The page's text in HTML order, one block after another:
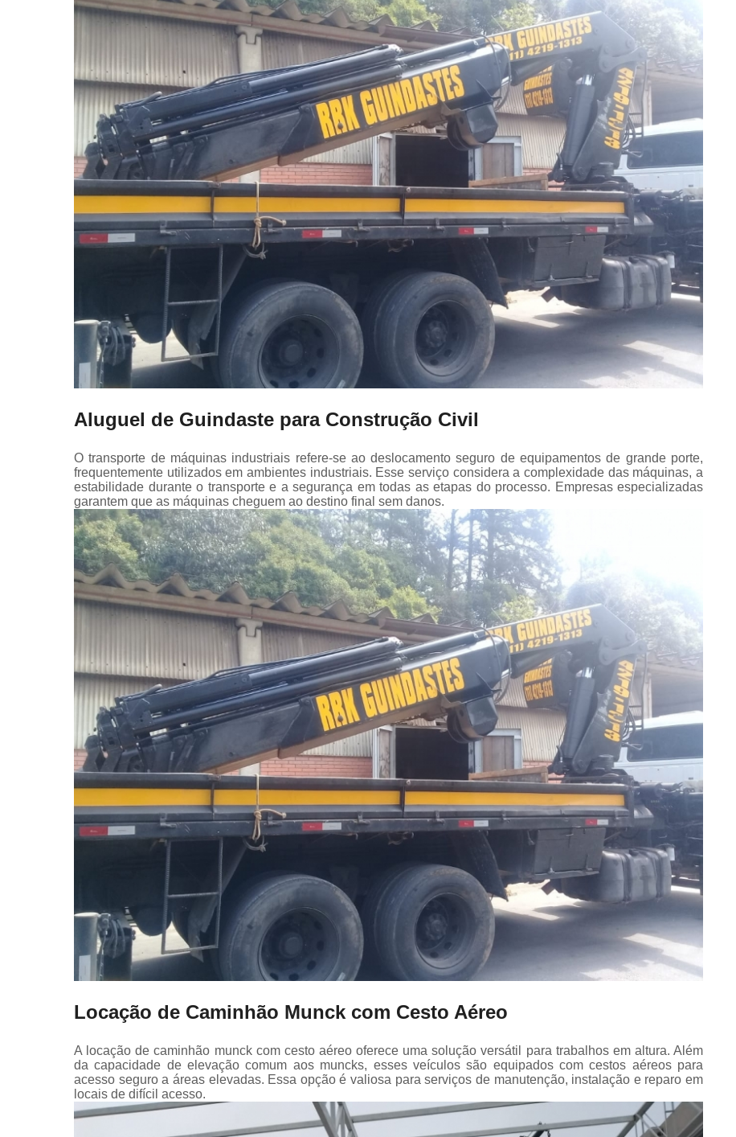
Aluguel de Guindaste para Construção Civil
O transporte de máquinas industriais refere-se ao deslocamento seguro de equipamentos de grande porte,
frequentemente utilizados em ambientes industriais. Esse serviço considera a complexidade das máquinas, a
estabilidade durante o transporte e a segurança em todas as etapas do processo. Empresas especializadas
garantem que as máquinas cheguem ao destino final sem danos.
Locação de Caminhão Munck com Cesto Aéreo
A locação de caminhão munck com cesto aéreo oferece uma solução versátil para trabalhos em altura. Além
da capacidade de elevação comum aos muncks, esses veículos são equipados com cestos aéreos para
acesso seguro a áreas elevadas. Essa opção é valiosa para serviços de manutenção, instalação e reparo em
locais de difícil acesso.